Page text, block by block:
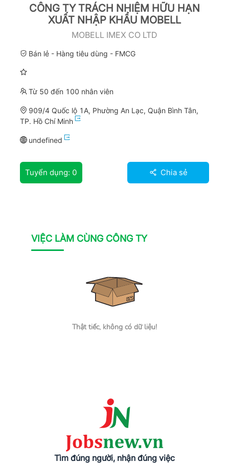
CÔNG TY TRÁCH NHIỆM HỮU HẠN
XUẤT NHẬP KHẨU MOBELL
MOBELL IMEX CO LTD
Bán lẻ - Hàng tiêu dùng - FMCG
Từ 50 đến 100 nhân viên
909/4 Quốc lộ 1A, Phường An Lạc, Quận Bình Tân,
TP. Hồ Chí Minh
undefined
Tuyển dụng: 0 Chia sẻ
VIỆC LÀM CÙNG CÔNG TY
Thật tiếc, không có dữ liệu!
Tìm đúng người, nhận đúng việc